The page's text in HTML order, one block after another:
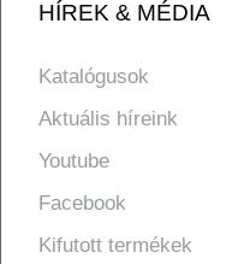
HÍREK & MÉDIA
Katalógusok
Aktuális híreink
Youtube
Facebook
Kifutott termékek